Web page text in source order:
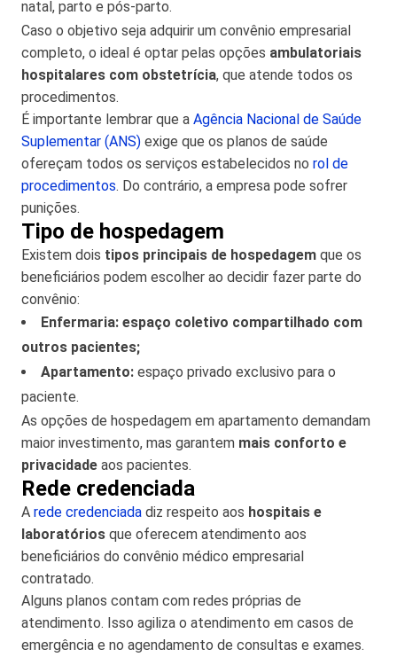
natal, parto e pós-parto.
Caso o objetivo seja adquirir um convênio empresarial
completo, o ideal é optar pelas opções ambulatoriais
hospitalares com obstetrícia, que atende todos os
procedimentos.
É importante lembrar que a Agência Nacional de Saúde
Suplementar (ANS) exige que os planos de saúde
ofereçam todos os serviços estabelecidos no rol de
procedimentos. Do contrário, a empresa pode sofrer
punições.
Tipo de hospedagem
Existem dois tipos principais de hospedagem que os
beneficiários podem escolher ao decidir fazer parte do
convênio:
Enfermaria: espaço coletivo compartilhado com
outros pacientes;
Apartamento: espaço privado exclusivo para o
paciente.
As opções de hospedagem em apartamento demandam
maior investimento, mas garantem mais conforto e
privacidade aos pacientes.
Rede credenciada
A rede credenciada diz respeito aos hospitais e
laboratórios que oferecem atendimento aos
beneficiários do convênio médico empresarial
contratado.
Alguns planos contam com redes próprias de
atendimento. Isso agiliza o atendimento em casos de
emergência e no agendamento de consultas e exames.